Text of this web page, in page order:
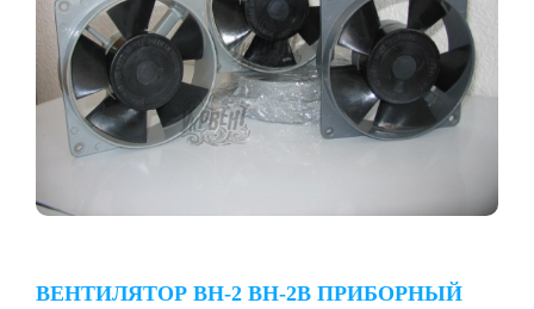
ВЕНТИЛЯТОР ВН-2 ВН-2В ПРИБОРНЫЙ